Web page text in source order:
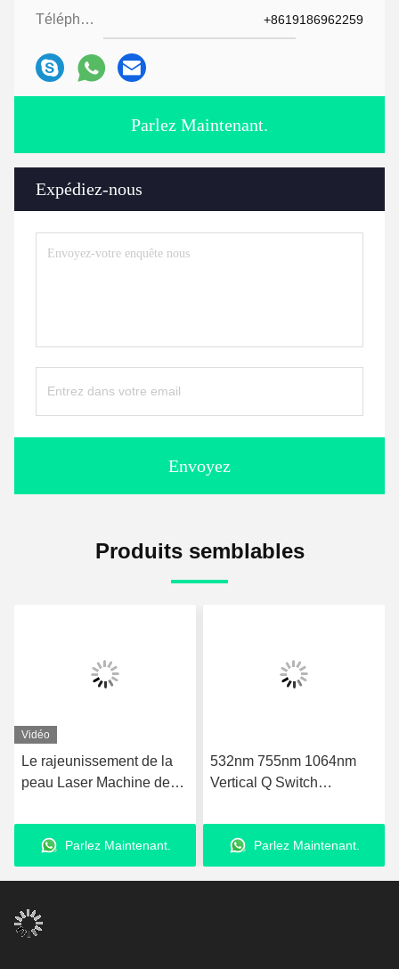
Téléphone: +8619186962259
Parlez Maintenant.
Expédiez-nous
Envoyez
Produits semblables
532nm 755nm 1064nm
Vertical Q Switch
élimination de l' acné
Parlez Maintenant.
Machine d' épilation Nd
Yag Laser à diode / Pico 2
rajeunissement de la peau
au laser au carbone
Parlez Maintenant.